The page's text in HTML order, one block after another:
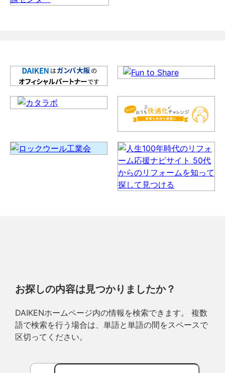
お探しの内容は見つかりましたか？
DAIKENホームページ内の情報を検索できます。 複数
語で検索を行う場合は、単語と単語の間をスペースで
区切ってください。